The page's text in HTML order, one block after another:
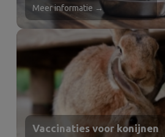
Meer informatie →
Vaccinaties voor konijnen